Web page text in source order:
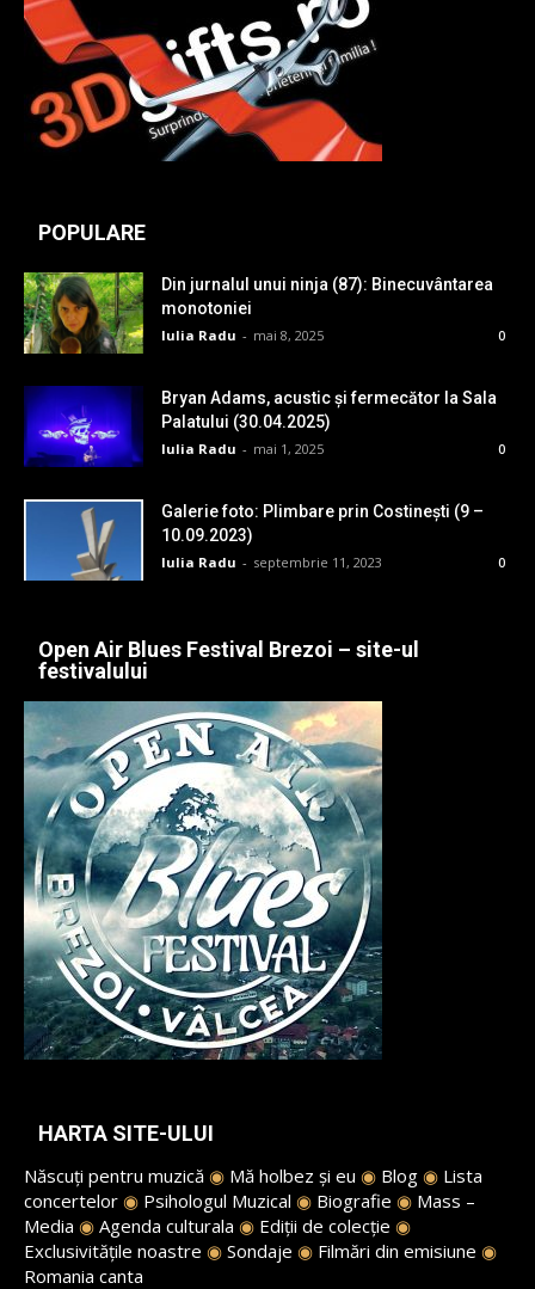
POPULARE
Din jurnalul unui ninja (87): Binecuvântarea
monotoniei
Iulia Radu - mai 8, 2025 0
Bryan Adams, acustic și fermecător la Sala
Palatului (30.04.2025)
Iulia Radu - mai 1, 2025 0
Galerie foto: Plimbare prin Costinești (9 –
10.09.2023)
Iulia Radu - septembrie 11, 2023 0
Open Air Blues Festival Brezoi – site-ul
festivalului
HARTA SITE-ULUI
Născuți pentru muzică ◉ Mă holbez și eu ◉ Blog ◉ Lista
concertelor ◉ Psihologul Muzical ◉ Biografie ◉ Mass –
Media ◉ Agenda culturala ◉ Ediții de colecție ◉
Exclusivitățile noastre ◉ Sondaje ◉ Filmări din emisiune ◉
Romania canta